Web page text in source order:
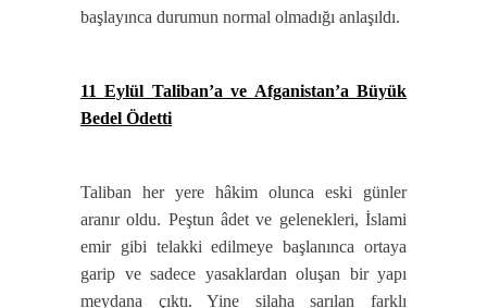
başlayınca durumun normal olmadığı anlaşıldı.
11 Eylül Taliban’a ve Afganistan’a Büyük
Bedel Ödetti
Taliban her yere hâkim olunca eski günler
aranır oldu. Peştun âdet ve gelenekleri, İslami
emir gibi telakki edilmeye başlanınca ortaya
garip ve sadece yasaklardan oluşan bir yapı
meydana çıktı. Yine silaha sarılan farklı